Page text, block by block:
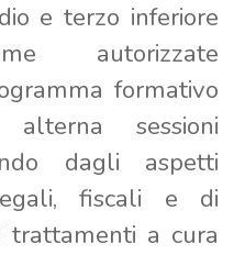
e terzo inferiore
autorizzate
formativo
alterna sessioni
dagli aspetti
fiscali e di
a cura